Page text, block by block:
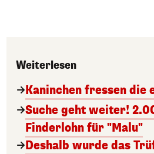
Weiterlesen
Kaninchen fressen die
Suche geht weiter!
Finderlohn für "Malu"
Deshalb wurde das